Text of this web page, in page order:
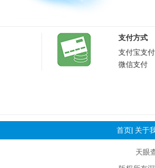
支付方式
支付宝支付
微信支付
首页| 关于
天眼